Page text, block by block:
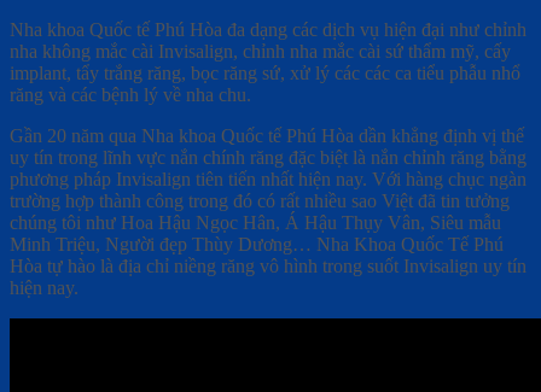
Nha khoa Quốc tế Phú Hòa đa dạng các dịch vụ hiện đại như chỉnh
nha không mắc cài Invisalign, chỉnh nha mắc cài sứ thẩm mỹ, cấy
implant, tẩy trắng răng, bọc răng sứ, xử lý các các ca tiểu phẫu nhổ
răng và các bệnh lý về nha chu.
Gần 20 năm qua Nha khoa Quốc tế Phú Hòa dần khẳng định vị thế
uy tín trong lĩnh vực nắn chính răng đặc biệt là nắn chỉnh răng bằng
phương pháp Invisalign tiên tiến nhất hiện nay. Với hàng chục ngàn
trường hợp thành công trong đó có rất nhiều sao Việt đã tin tưởng
chúng tôi như Hoa Hậu Ngọc Hân, Á Hậu Thụy Vân, Siêu mẫu
Minh Triệu, Người đẹp Thùy Dương… Nha Khoa Quốc Tế Phú
Hòa tự hào là địa chỉ niềng răng vô hình trong suốt Invisalign uy tín
hiện nay.